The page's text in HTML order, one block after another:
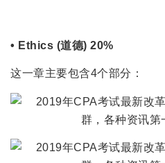
• Ethics (道德) 20%
这一章主要包含4个部分：